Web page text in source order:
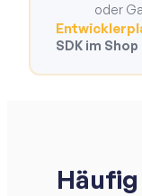
oder
SDK im